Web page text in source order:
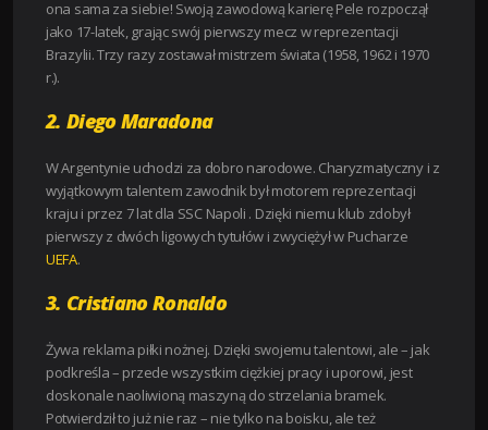
ona sama za siebie! Swoją zawodową karierę Pele rozpoczął
jako 17-latek, grając swój pierwszy mecz w reprezentacji
Brazylii. Trzy razy zostawał mistrzem świata (1958, 1962 i 1970
r.).
2. Diego Maradona
W Argentynie uchodzi za dobro narodowe. Charyzmatyczny i z
wyjątkowym talentem zawodnik był motorem reprezentacji
kraju i przez 7 lat dla SSC Napoli . Dzięki niemu klub zdobył
pierwszy z dwóch ligowych tytułów i zwyciężył w Pucharze
UEFA.
3. Cristiano Ronaldo
Żywa reklama piłki nożnej. Dzięki swojemu talentowi, ale – jak
podkreśla – przede wszystkim ciężkiej pracy i uporowi, jest
doskonale naoliwioną maszyną do strzelania bramek.
Potwierdził to już nie raz – nie tylko na boisku, ale też